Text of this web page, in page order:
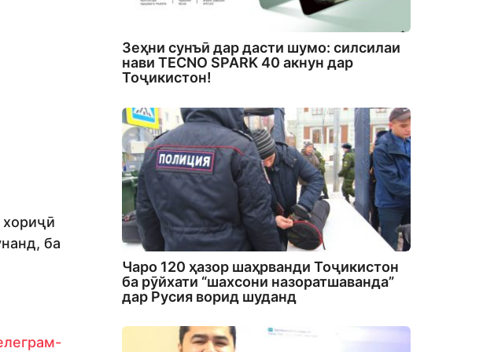
ба
Зеҳни сунъӣ дар дасти шумо: силсилаи
нави TECNO SPARK 40 акнун дар
Тоҷикистон!
Чаро 120 ҳазор шаҳрванди Тоҷикистон
ба рӯйхати “шахсони назоратшаванда”
дар Русия ворид шуданд